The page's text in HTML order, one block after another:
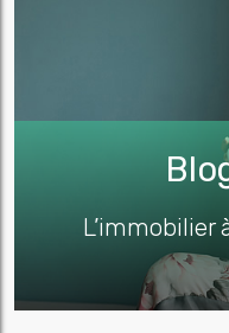
L’immobilier